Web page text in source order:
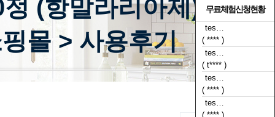
(항말라리아제)
몰 > 사용후기
무료체험신청현황
tes…
( **** )
tes…
( t**** )
tes…
( **** )
tes…
( **** )